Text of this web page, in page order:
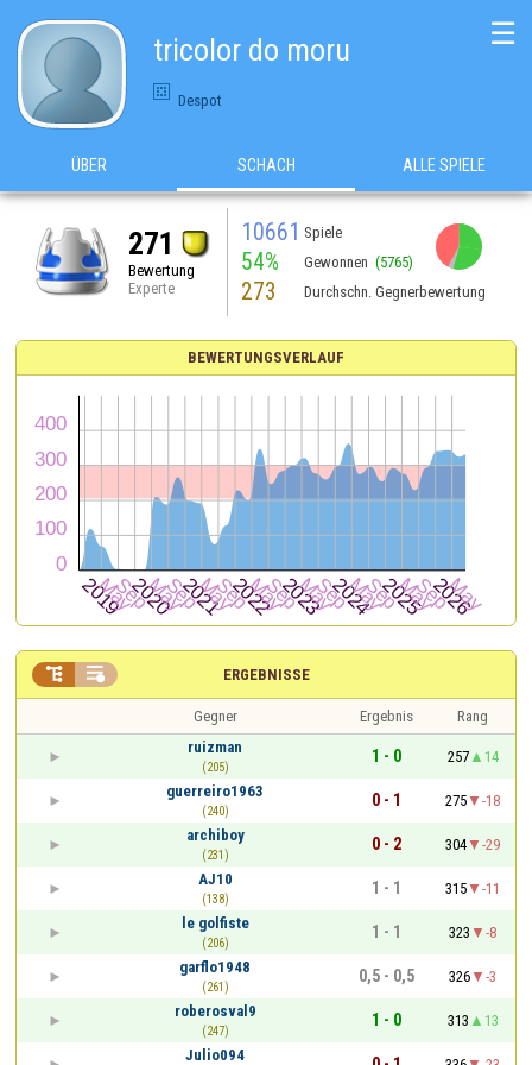
tricolor do moru
Despot
☰
ÜBER SCHACH ALLE SPIELE
271
Bewertung
Experte
10661 Spiele
54% Gewonnen (5765)
273 Durchschn. Gegnerbewertung
BEWERTUNGSVERLAUF
ERGEBNISSE
 
Gegner Ergebnis
Rang
ruizman
(205)
1 - 0 257
14
guerreiro1963
(240)
0 - 1 275
-18
archiboy
(231)
0 - 2 304
-29
AJ10
(138)
1 - 1 315
-11
le golfiste
(206)
1 - 1 323
-8
garflo1948
(261)
0,5 - 0,5 326
-3
roberosval9
(247)
1 - 0 313
13
Julio094